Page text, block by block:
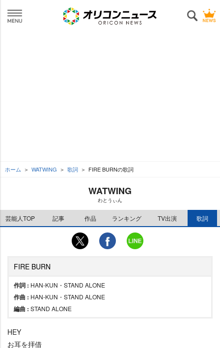
ホーム WATWING 歌詞 FIRE BURNの歌詞
WATWING
わとうぃん
芸能人TOP 記事 作品 ランキング TV出演 歌詞
FIRE BURN
作詞 : HAN-KUN・STAND ALONE
作曲 : HAN-KUN・STAND ALONE
編曲 : STAND ALONE
HEY
お耳を拝借